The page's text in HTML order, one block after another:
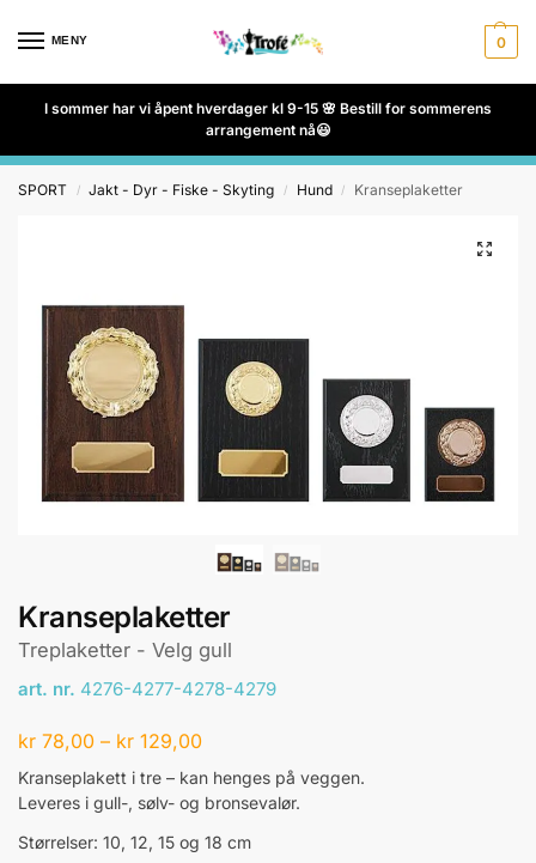
MENY 0
I sommer har vi åpent hverdager kl 9-15 🌸 Bestill for sommerens
arrangement nå😃
SPORT / Jakt - Dyr - Fiske - Skyting / Hund / Kranseplaketter
Kranseplaketter
Treplaketter - Velg gull
art. nr. 4276-4277-4278-4279
kr 78,00 – kr 129,00
Kranseplakett i tre – kan henges på veggen.
Leveres i gull-, sølv- og bronsevalør.
Størrelser: 10, 12, 15 og 18 cm